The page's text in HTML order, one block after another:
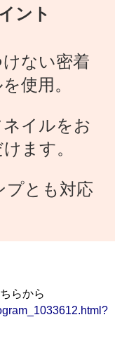
ント
ない密着
使用。
イルをお
ます。
プとも対応
らから